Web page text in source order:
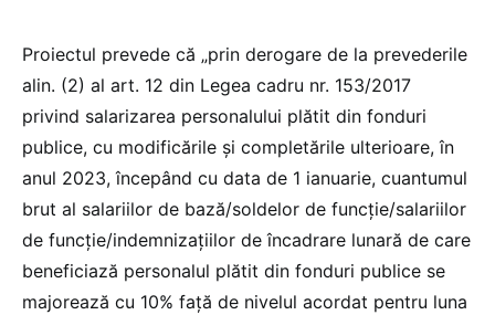
Proiectul prevede că „prin derogare de la prevederile
alin. (2) al art. 12 din Legea cadru nr. 153/2017
privind salarizarea personalului plătit din fonduri
publice, cu modificările şi completările ulterioare, în
anul 2023, începând cu data de 1 ianuarie, cuantumul
brut al salariilor de bază/soldelor de funcţie/salariilor
de funcţie/indemnizaţiilor de încadrare lunară de care
beneficiază personalul plătit din fonduri publice se
majorează cu 10% faţă de nivelul acordat pentru luna